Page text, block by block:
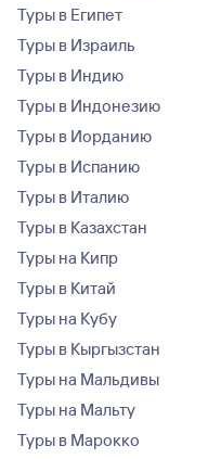
Туры в Египет
Туры в Израиль
Туры в Индию
Туры в Индонезию
Туры в Иорданию
Туры в Испанию
Туры в Италию
Туры в Казахстан
Туры на Кипр
Туры в Китай
Туры на Кубу
Туры в Кыргызстан
Туры на Мальдивы
Туры на Мальту
Туры в Марокко